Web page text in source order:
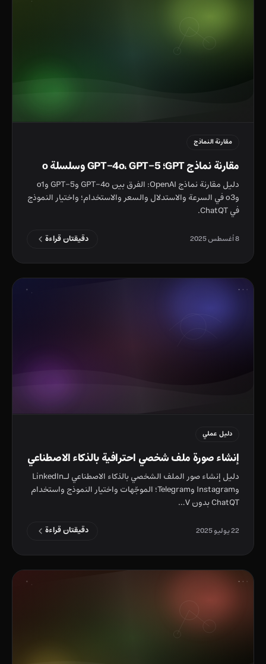
مقارنة النماذج
مقارنة نماذج GPT؛ GPT-4o، GPT-5 وسلسلة o
دليل مقارنة نماذج OpenAI: الفرق بين GPT-4o وGPT-5 وo1
وo3 في السرعة والاستدلال والسعر والاستخدام؛ واختيار النموذج
في ChatQT.
8 أغسطس 2025 دقيقتان قراءة
دليل عملي
إنشاء صورة ملف شخصي احترافية بالذكاء الاصطناعي
دليل إنشاء صور الملف الشخصي بالذكاء الاصطناعي لـLinkedIn
وInstagram وTelegram؛ الموجّهات واختيار النموذج واستخدام
ChatQT بدون V…
22 يوليو 2025 دقيقتان قراءة